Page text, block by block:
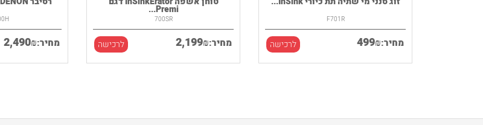
מחיר: 2,490₪
Premi...
700SR
מחיר: 2,199₪ לרכישה
F701R
מחיר: 499₪ לרכישה